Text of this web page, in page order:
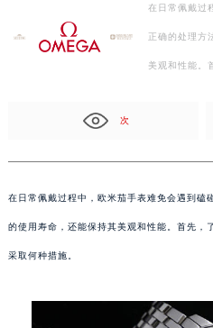
在日常佩戴过
正确的处理方
美观和性能。
次
在日常佩戴过程中，欧米茄手表难免会遇到磕
的使用寿命，还能保持其美观和性能。首先，
采取何种措施。